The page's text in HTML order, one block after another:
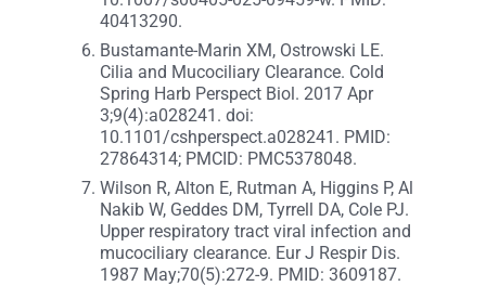
40413290.
Bustamante-Marin XM, Ostrowski LE.
Cilia and Mucociliary Clearance. Cold
Spring Harb Perspect Biol. 2017 Apr
3;9(4):a028241. doi:
10.1101/cshperspect.a028241. PMID:
27864314; PMCID: PMC5378048.
Wilson R, Alton E, Rutman A, Higgins P, Al
Nakib W, Geddes DM, Tyrrell DA, Cole PJ.
Upper respiratory tract viral infection and
mucociliary clearance. Eur J Respir Dis.
1987 May;70(5):272-9. PMID: 3609187.